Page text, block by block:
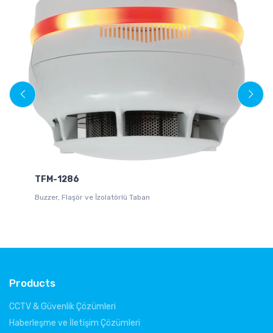
TFM-1286
Buzzer, Flaşör ve İzolatörlü Taban
Products
CCTV & Güvenlik Çözümleri
Haberleşme ve İletişim Çözümleri